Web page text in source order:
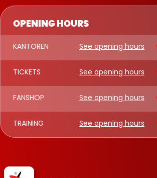
OPENING HOURS
KANTOREN See opening hours
TICKETS See opening hours
FANSHOP See opening hours
TRAINING See opening hours